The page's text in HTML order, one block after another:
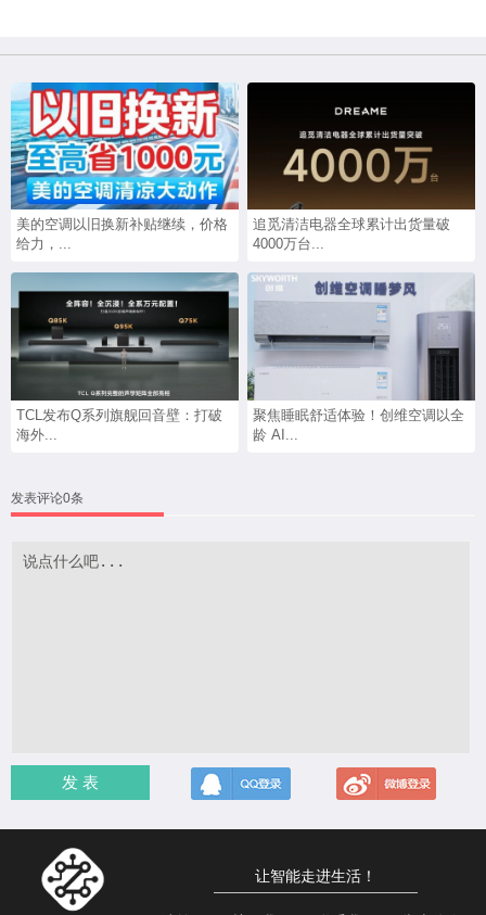
美的空调以旧换新补贴继续，价格
给力，...
追觅清洁电器全球累计出货量破
4000万台...
TCL发布Q系列旗舰回音壁：打破
海外...
聚焦睡眠舒适体验！创维空调以全
龄 AI...
发表评论0条
发 表
让智能走进生活！